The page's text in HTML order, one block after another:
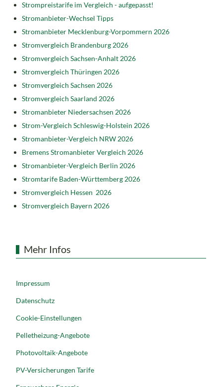
Strompreistarife im Vergleich - aufgepasst!
Stromanbieter-Wechsel Tipps
Stromanbieter Mecklenburg-Vorpommern 2026
Stromvergleich Brandenburg 2026
Stromvergleich Sachsen-Anhalt 2026
Stromvergleich Thüringen 2026
Stromvergleich Sachsen 2026
Stromvergleich Saarland 2026
Stromanbieter Niedersachsen 2026
Strom-Vergleich Schleswig-Holstein 2026
Stromanbieter-Vergleich NRW 2026
Bremens Stromanbieter Vergleich 2026
Stromanbieter-Vergleich Berlin 2026
Stromtarife Baden-Württemberg 2026
Stromvergleich Hessen 2026
Stromvergleich Bayern 2026
Mehr Infos
Impressum
Datenschutz
Cookie-Einstellungen
Pelletheizung-Angebote
Photovoltaik-Angebote
PV-Versicherungen Tarife